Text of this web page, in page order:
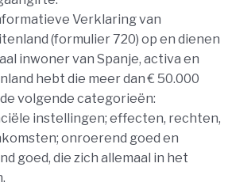
Verklaring van
(formulier 720) op en dienen
inwoner van Spanje, activa en
hebt die meer dan € 50.000
volgende categorieën:
instellingen; effecten, rechten,
onroerend goed en
goed, die zich allemaal in het